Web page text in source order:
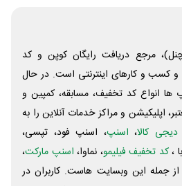
مرجع دریافت رایگان کوپن و کد
و کسب و‌ کارهای اینترنتی است. در حال
ها انواع کد تخفیف، مسابقه، کمپین و
اپلیکیشن و مراکز خدمات آنلاین را به
دیجی کالا، اسنپ، اسنپ فود، تپسی،
،کد تخفیف فیلیمو، نماوا، اسنپ مارکت،
از جمله این وبسایت ‌هاست. کاربران در